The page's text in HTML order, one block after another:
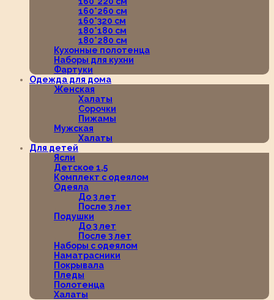
160*260 см
160*320 см
180*180 см
180*280 см
Кухонные полотенца
Наборы для кухни
Фартуки
Одежда для дома
Женская
Халаты
Сорочки
Пижамы
Мужская
Халаты
Для детей
Ясли
Детское 1,5
Комплект с одеялом
Одеяла
До 3 лет
После 3 лет
Подушки
До 3 лет
После 3 лет
Наборы с одеялом
Наматрасники
Покрывала
Пледы
Полотенца
Халаты